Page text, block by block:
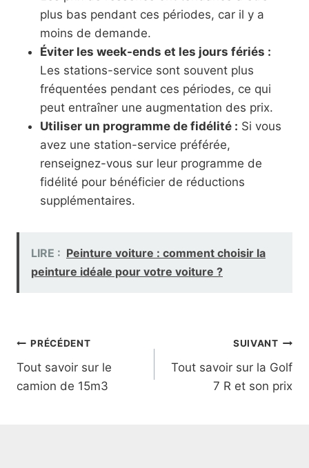
plus bas pendant ces périodes, car il y a
moins de demande.
Éviter les week-ends et les jours fériés :
Les stations-service sont souvent plus
fréquentées pendant ces périodes, ce qui
peut entraîner une augmentation des prix.
Utiliser un programme de fidélité : Si vous
avez une station-service préférée,
renseignez-vous sur leur programme de
fidélité pour bénéficier de réductions
supplémentaires.
LIRE : Peinture voiture : comment choisir la
peinture idéale pour votre voiture ?
Navigation
de
PRÉCÉDENT
Tout savoir sur le
camion de 15m3
SUIVANT
Tout savoir sur la Golf
7 R et son prix